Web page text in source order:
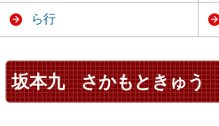
坂本九 さかもときゅう
ら行